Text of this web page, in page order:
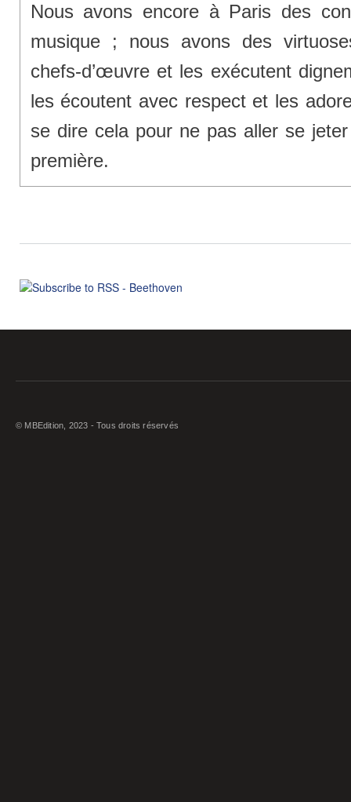
Nous avons encore à Paris des
musique ; nous avons des
chefs-d’œuvre et les exécutent
les écoutent avec respect et les
se dire cela pour ne pas aller se
première.
© MBEdition, 2023 - Tous droits réservés